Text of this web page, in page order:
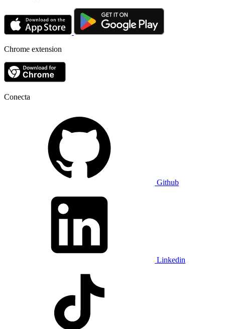
Chrome extension
Conecta
Github
Linkedin